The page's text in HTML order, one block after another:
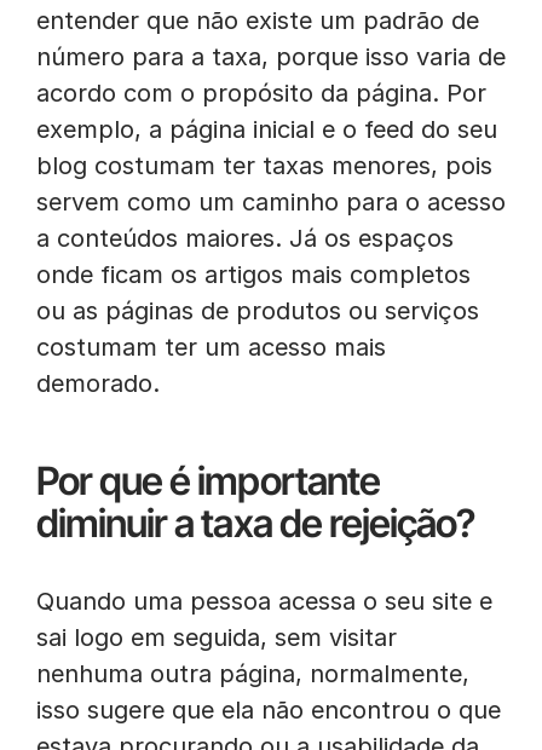
entender que não existe um padrão de
número para a taxa, porque isso varia de
acordo com o propósito da página. Por
exemplo, a página inicial e o feed do seu
blog costumam ter taxas menores, pois
servem como um caminho para o acesso
a conteúdos maiores. Já os espaços
onde ficam os artigos mais completos
ou as páginas de produtos ou serviços
costumam ter um acesso mais
demorado.
Por que é importante
diminuir a taxa de rejeição?
Quando uma pessoa acessa o seu site e
sai logo em seguida, sem visitar
nenhuma outra página, normalmente,
isso sugere que ela não encontrou o que